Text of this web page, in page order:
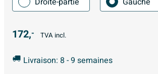
172,- TVA incl.
Livraison: 8 - 9 semaines